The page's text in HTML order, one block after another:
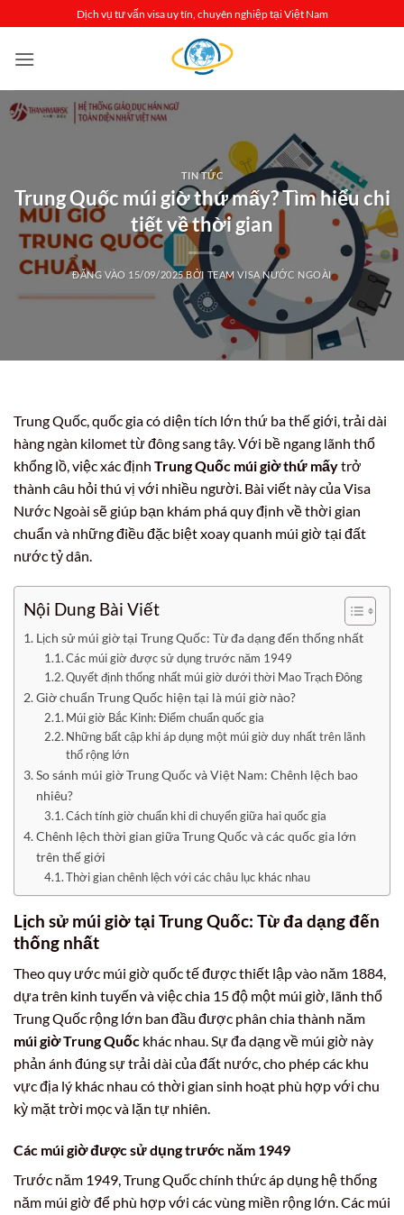
qua
nội
Dịch vụ tư vấn visa uy tín, chuyên nghiệp tại Việt Nam
TIN TỨC
Trung Quốc múi giờ thứ mấy? Tìm hiểu chi
tiết về thời gian
ĐĂNG VÀO 15/09/2025BỞI TEAM VISA NƯỚC NGOÀI
Trung Quốc, quốc gia có diện tích lớn thứ ba thế giới, trải dài
hàng ngàn kilomet từ đông sang tây. Với bề ngang lãnh thổ
khổng lồ, việc xác định Trung Quốc múi giờ thứ mấytrở
thành câu hỏi thú vị với nhiều người. Bài viết này của Visa
Nước Ngoài sẽ giúp bạn khám phá quy định về thời gian
chuẩn và những điều đặc biệt xoay quanh múi giờ tại đất
nước tỷ dân.
Nội Dung Bài Viết
Lịch sử múi giờ tại Trung Quốc: Từ đa dạng đến thống nhất
Các múi giờ được sử dụng trước năm 1949
Quyết định thống nhất múi giờ dưới thời Mao Trạch Đông
Giờ chuẩn Trung Quốc hiện tại là múi giờ nào?
Múi giờ Bắc Kinh: Điểm chuẩn quốc gia
Những bất cập khi áp dụng một múi giờ duy nhất trên lãnh
thổ rộng lớn
So sánh múi giờ Trung Quốc và Việt Nam: Chênh lệch bao
nhiêu?
Cách tính giờ chuẩn khi di chuyển giữa hai quốc gia
Chênh lệch thời gian giữa Trung Quốc và các quốc gia lớn
trên thế giới
Thời gian chênh lệch với các châu lục khác nhau
Lịch sử múi giờ tại Trung Quốc: Từ đa dạng đến
thống nhất
Theo quy ước múi giờ quốc tế được thiết lập vào năm 1884,
dựa trên kinh tuyến và việc chia 15 độ một múi giờ, lãnh thổ
Trung Quốc rộng lớn ban đầu được phân chia thành năm
múi giờ Trung Quốc khác nhau. Sự đa dạng về múi giờ này
phản ánh đúng sự trải dài của đất nước, cho phép các khu
vực địa lý khác nhau có thời gian sinh hoạt phù hợp với chu
kỳ mặt trời mọc và lặn tự nhiên.
Các múi giờ được sử dụng trước năm 1949
Trước năm 1949, Trung Quốc chính thức áp dụng hệ thống
năm múi giờ để phù hợp với các vùng miền rộng lớn. Các múi